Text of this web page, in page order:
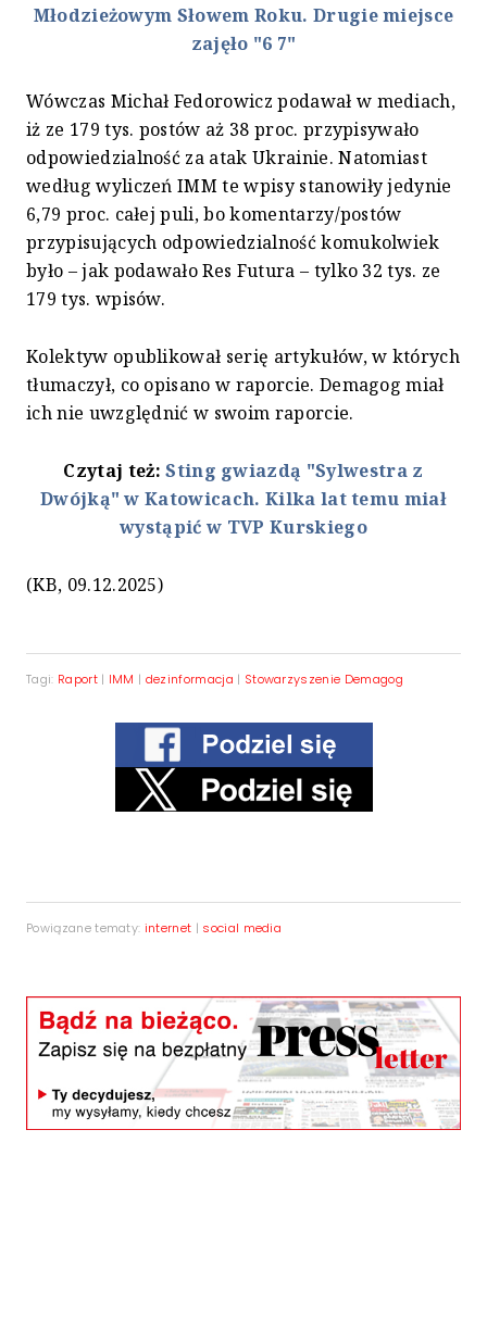
Młodzieżowym Słowem Roku. Drugie miejsce
zajęło "6 7"
Wówczas Michał Fedorowicz podawał w mediach,
iż ze 179 tys. postów aż 38 proc. przypisywało
odpowiedzialność za atak Ukrainie. Natomiast
według wyliczeń IMM te wpisy stanowiły jedynie
6,79 proc. całej puli, bo komentarzy/postów
przypisujących odpowiedzialność komukolwiek
było – jak podawało Res Futura – tylko 32 tys. ze
179 tys. wpisów.
Kolektyw opublikował serię artykułów, w których
tłumaczył, co opisano w raporcie. Demagog miał
ich nie uwzględnić w swoim raporcie.
Czytaj też:Sting gwiazdą "Sylwestra z
Dwójką" w Katowicach. Kilka lat temu miał
wystąpić w TVP Kurskiego
(KB, 09.12.2025)
Tagi: Raport| IMM | dezinformacja | Stowarzyszenie Demagog
Powiązane tematy: internet | social media